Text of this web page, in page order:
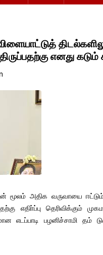
எனது
மூலம் அதிக வருவாயை
எதிா்ப்பு தெரிவிக்கும்
எடப்பாடி பழனிச்சாமி தம்